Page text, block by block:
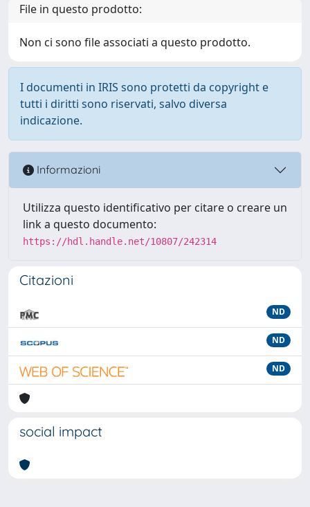
File in questo prodotto:
Non ci sono file associati a questo prodotto.
I documenti in IRIS sono protetti da copyright e
tutti i diritti sono riservati, salvo diversa
indicazione.
Informazioni
Utilizza questo identificativo per citare o creare un
link a questo documento:
https://hdl.handle.net/10807/242314
Citazioni
ND
ND
ND
social impact